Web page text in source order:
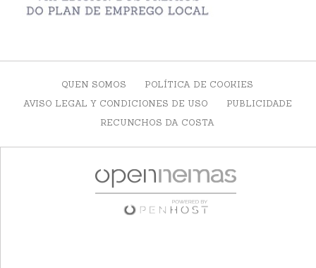
QUEN SOMOS
POLÍTICA DE COOKIES
AVISO LEGAL Y CONDICIONES DE USO
PUBLICIDADE
RECUNCHOS DA COSTA